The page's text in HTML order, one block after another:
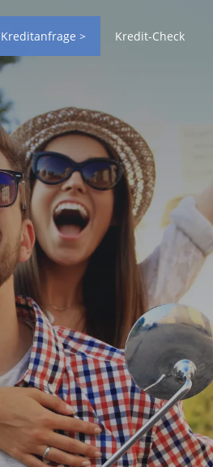
> Kredit-Check